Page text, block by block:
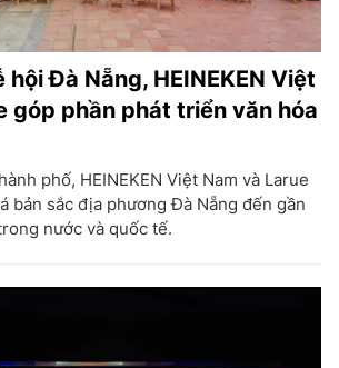
hội Đà Nẵng, HEINEKEN Việt
góp phần phát triển văn hóa
phố, HEINEKEN Việt Nam và Larue
bản sắc địa phương Đà Nẵng đến gần
nước và quốc tế.